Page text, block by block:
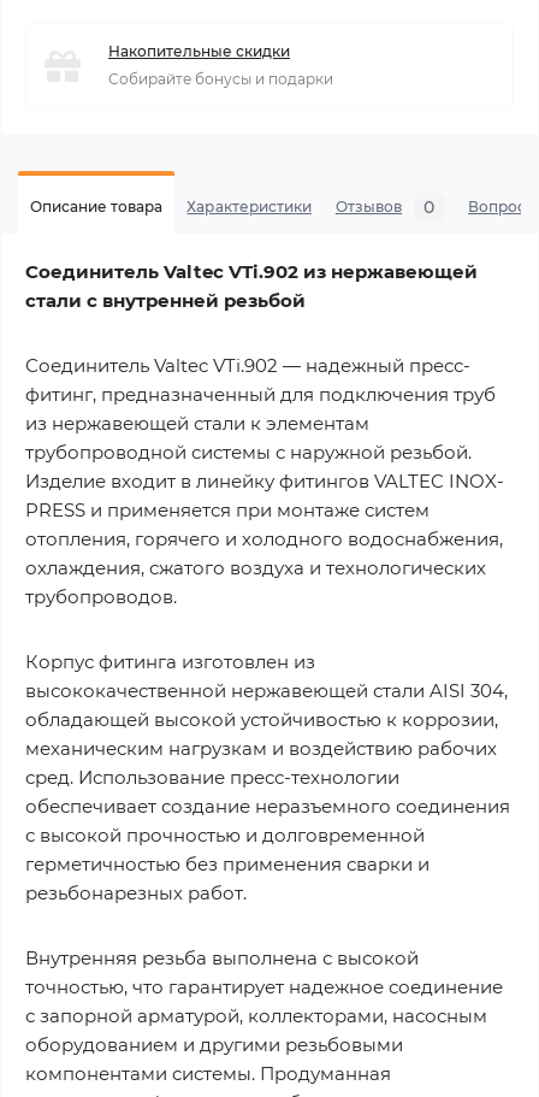
Накопительные скидки
Собирайте бонусы и подарки
Описание товара Характеристики Отзывов 0 Вопросы
Соединитель Valtec VTi.902 из нержавеющей
стали с внутренней резьбой
Соединитель Valtec VTi.902 — надежный пресс-
фитинг, предназначенный для подключения труб
из нержавеющей стали к элементам
трубопроводной системы с наружной резьбой.
Изделие входит в линейку фитингов VALTEC INOX-
PRESS и применяется при монтаже систем
отопления, горячего и холодного водоснабжения,
охлаждения, сжатого воздуха и технологических
трубопроводов.
Корпус фитинга изготовлен из
высококачественной нержавеющей стали AISI 304,
обладающей высокой устойчивостью к коррозии,
механическим нагрузкам и воздействию рабочих
сред. Использование пресс-технологии
обеспечивает создание неразъемного соединения
с высокой прочностью и долговременной
герметичностью без применения сварки и
резьбонарезных работ.
Внутренняя резьба выполнена с высокой
точностью, что гарантирует надежное соединение
с запорной арматурой, коллекторами, насосным
оборудованием и другими резьбовыми
компонентами системы. Продуманная